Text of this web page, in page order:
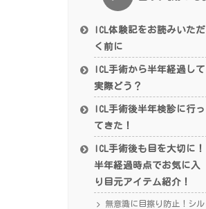
ICL体験記をお読みいただ
く前に
ICL手術から半年経過して
実際どう？
ICL手術後半年検診に行っ
てきた！
ICL手術後も目を大切に！
半年経過時点でお気に入
り目元アイテム紹介！
無意識に目擦り防止！シル